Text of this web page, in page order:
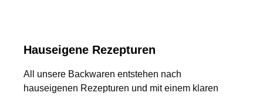
Hauseigene Rezepturen
All unsere Backwaren entstehen nach
hauseigenen Rezepturen und mit einem klaren